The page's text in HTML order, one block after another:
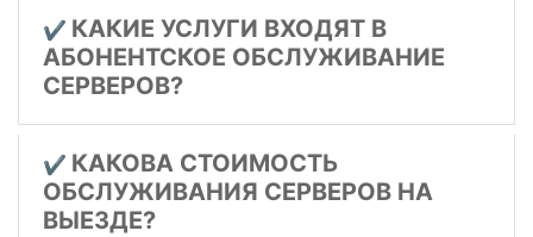
✔️ КАКИЕ УСЛУГИ ВХОДЯТ В
АБОНЕНТСКОЕ ОБСЛУЖИВАНИЕ
СЕРВЕРОВ?
✔️ КАКОВА СТОИМОСТЬ
ОБСЛУЖИВАНИЯ СЕРВЕРОВ НА
ВЫЕЗДЕ?